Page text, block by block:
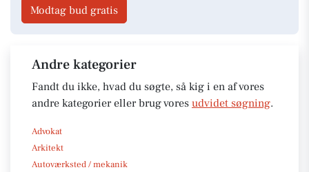
Modtag bud gratis
Andre kategorier
Fandt du ikke, hvad du søgte, så kig i en af vores
andre kategorier eller brug vores udvidet søgning.
Advokat
Arkitekt
Autoværksted / mekanik